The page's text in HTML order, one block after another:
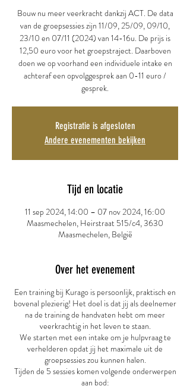
Bouw nu meer veerkracht dankzij ACT. De data
van de groepsessies zijn 11/09, 25/09, 09/10,
23/10 en 07/11 (2024) van 14-16u. De prijs is
12,50 euro voor het groepstraject. Daarboven
doen we op voorhand een individuele intake en
achteraf een opvolggesprek aan 0-11 euro /
gesprek.
Registratie is afgesloten
Andere evenementen bekijken
Tijd en locatie
11 sep 2024, 14:00 – 07 nov 2024, 16:00
Maasmechelen, Heirstraat 515/c4, 3630
Maasmechelen, België
Over het evenement
Een training bij Kurago is persoonlijk, praktisch en
bovenal plezierig! Het doel is dat jij als deelnemer
na de training de handvaten hebt om meer
veerkrachtig in het leven te staan.
We starten met een intake om je hulpvraag te
verhelderen opdat jij het maximale uit de
groepsessies zou kunnen halen.
Tijden de 5 sessies komen volgende onderwerpen
aan bod: